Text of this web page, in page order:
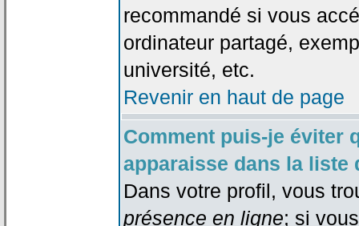
recommandé si vous
ordinateur partagé,
université, etc.
Revenir en haut de page
Comment puis-je éviter
apparaisse dans la liste
Dans votre profil, vous
présence en ligne; si